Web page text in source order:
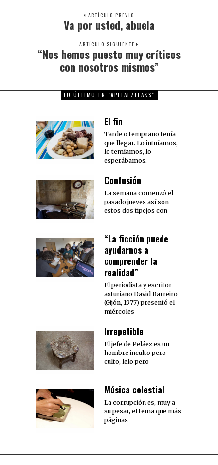
ARTÍCULO PREVIO
Previous
post:
Va por usted, abuela
ARTÍCULO SIGUIENTE
Next
“Nos hemos puesto muy críticos
con nosotros mismos”
LO ÚLTIMO EN "#PELAEZLEAKS"
El fin
Tarde o temprano tenía
que llegar. Lo intuíamos,
lo temíamos, lo
esperábamos.
Confusión
La semana comenzó el
pasado jueves así son
estos dos tipejos con
“La ficción puede
ayudarnos a
comprender la
realidad”
El periodista y escritor
asturiano David Barreiro
(Gijón, 1977) presentó el
miércoles
Irrepetible
El jefe de Peláez es un
hombre inculto pero
culto, lelo pero
Música celestial
La corrupción es, muy a
su pesar, el tema que más
páginas